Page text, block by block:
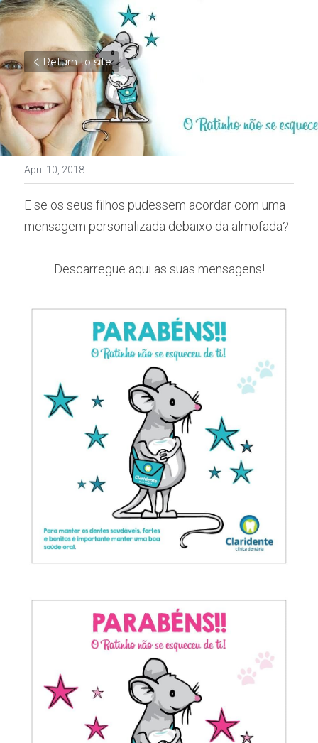
Return to site
April 10, 2018
E se os seus filhos pudessem acordar com uma
mensagem personalizada debaixo da almofada?
Descarregue aqui as suas mensagens!